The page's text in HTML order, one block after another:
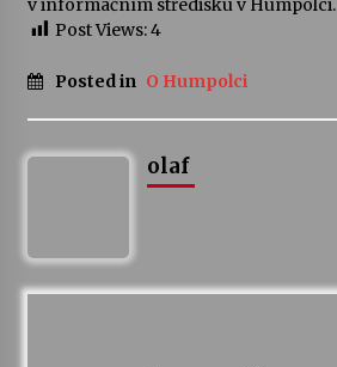
v informačním středisku v Humpolci.
Post Views:4
Posted in O Humpolci
olaf